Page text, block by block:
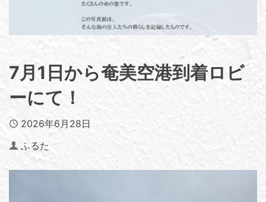
7月1日から奄美空港到着ロビ
ーにて！
Published
2026年6月28日
Author
ふるた